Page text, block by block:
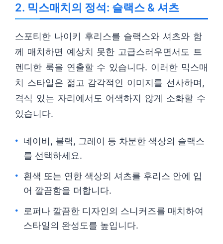
2. 믹스매치의 정석: 슬랙스 & 셔츠
스포티한 나이키 후리스를 슬랙스와 셔츠와 함
께 매치하면 예상치 못한 고급스러우면서도 트
렌디한 룩을 연출할 수 있습니다. 이러한 믹스매
치 스타일은 젊고 감각적인 이미지를 선사하며,
격식 있는 자리에서도 어색하지 않게 소화할 수
있습니다.
네이비, 블랙, 그레이 등 차분한 색상의 슬랙스
를 선택하세요.
흰색 또는 연한 색상의 셔츠를 후리스 안에 입
어 깔끔함을 더합니다.
로퍼나 깔끔한 디자인의 스니커즈를 매치하여
스타일의 완성도를 높입니다.